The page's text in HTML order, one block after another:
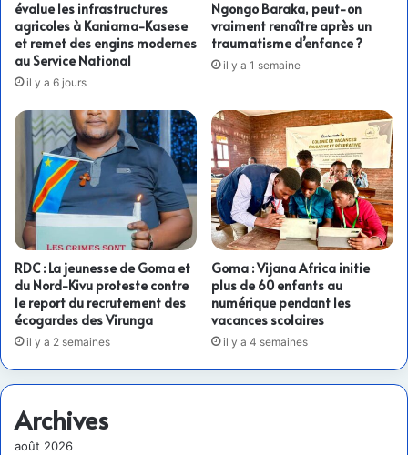
évalue les infrastructures
agricoles à Kaniama-Kasese
et remet des engins modernes
au Service National
il y a 6 jours
Ngongo Baraka, peut-on
vraiment renaître après un
traumatisme d’enfance ?
il y a 1 semaine
RDC : La jeunesse de Goma et
du Nord-Kivu proteste contre
le report du recrutement des
écogardes des Virunga
il y a 2 semaines
Goma : Vijana Africa initie
plus de 60 enfants au
numérique pendant les
vacances scolaires
il y a 4 semaines
Archives
août 2026